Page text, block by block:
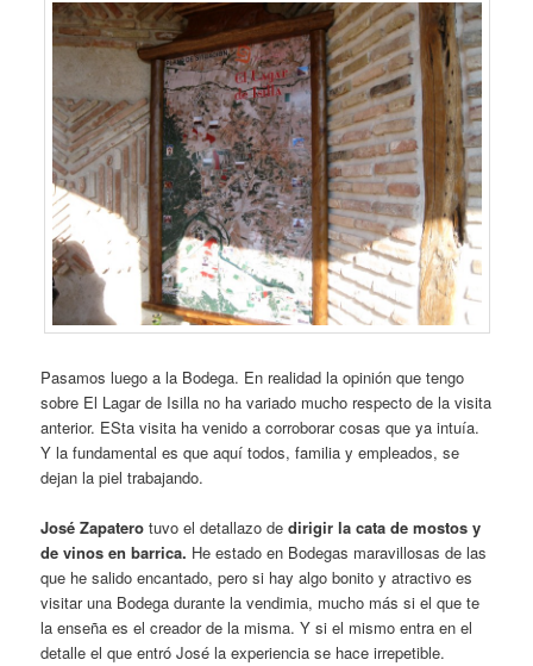
Pasamos luego a la Bodega. En realidad la opinión que tengo
sobre El Lagar de Isilla no ha variado mucho respecto de la visita
anterior. ESta visita ha venido a corroborar cosas que ya intuía.
Y la fundamental es que aquí todos, familia y empleados, se
dejan la piel trabajando.
José Zapatero tuvo el detallazo dedirigir la cata de mostos y
de vinos en barrica. He estado en Bodegas maravillosas de las
que he salido encantado, pero si hay algo bonito y atractivo es
visitar una Bodega durante la vendimia, mucho más si el que te
la enseña es el creador de la misma. Y si el mismo entra en el
detalle el que entró José la experiencia se hace irrepetible.